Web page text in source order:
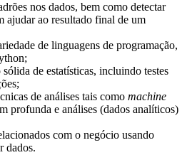
nos dados, bem como detectar
ajudar ao resultado final de um
de linguagens de programação,
de estatísticas, incluindo testes
de análises tais como machine
profunda e análises (dados analíticos)
com o negócio usando
dados.